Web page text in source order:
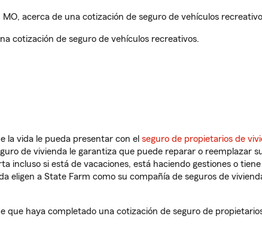
acerca de una cotización de seguro de vehículos
cotización de seguro de vehículos recreativos.
la vida le pueda presentar con el seguro de propietarios de
de vivienda le garantiza que puede reparar o reemplazar
incluso si está de vacaciones, está haciendo gestiones o
eligen a State Farm como su compañía de seguros de
que haya completado una cotización de seguro de